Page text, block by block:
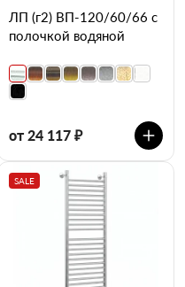
ЛП (г2) ВП-120/60/66 с
полочкой водяной
от 24 117 ₽
SALE